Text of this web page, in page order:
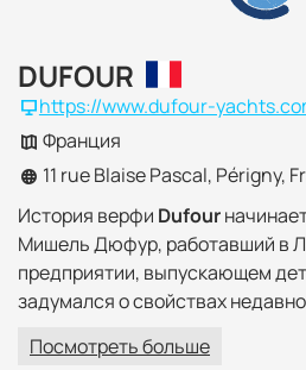
DUFOUR
https://www.dufour-
Франция
11 rue Blaise Pascal, Périgny,
История верфи Dufour
Мишель Дюфур, работавший в
предприятии, выпускающем
задумался о свойствах
Мишель разработал проект
Посмотреть больше